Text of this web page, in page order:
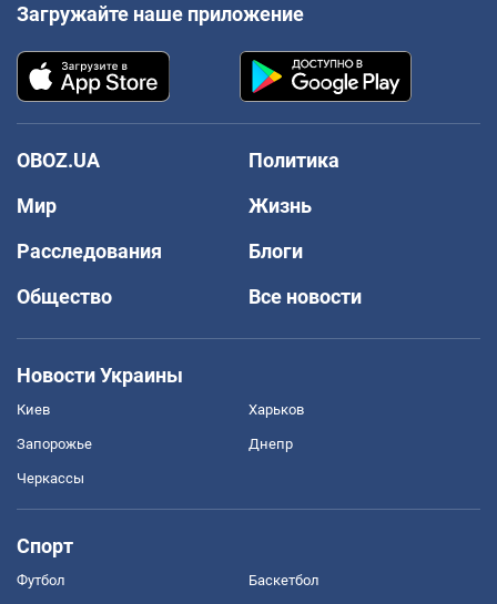
Загружайте наше приложение
OBOZ.UA
Политика
Мир
Жизнь
Расследования
Блоги
Общество
Все новости
Новости Украины
Киев Харьков
Запорожье Днепр
Черкассы
Спорт
Футбол Баскетбол